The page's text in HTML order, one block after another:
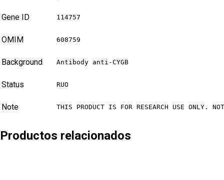
Gene ID 114757
OMIM 608759
Background Antibody anti-CYGB
Status RUO
Note THIS PRODUCT IS FOR RESEARCH USE ONLY.
Productos relacionados